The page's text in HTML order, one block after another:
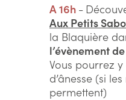
A 16h -
Aux Petits
la Blaquière
l’évènement
Vous pourrez
d’ânesse (si
permettent)